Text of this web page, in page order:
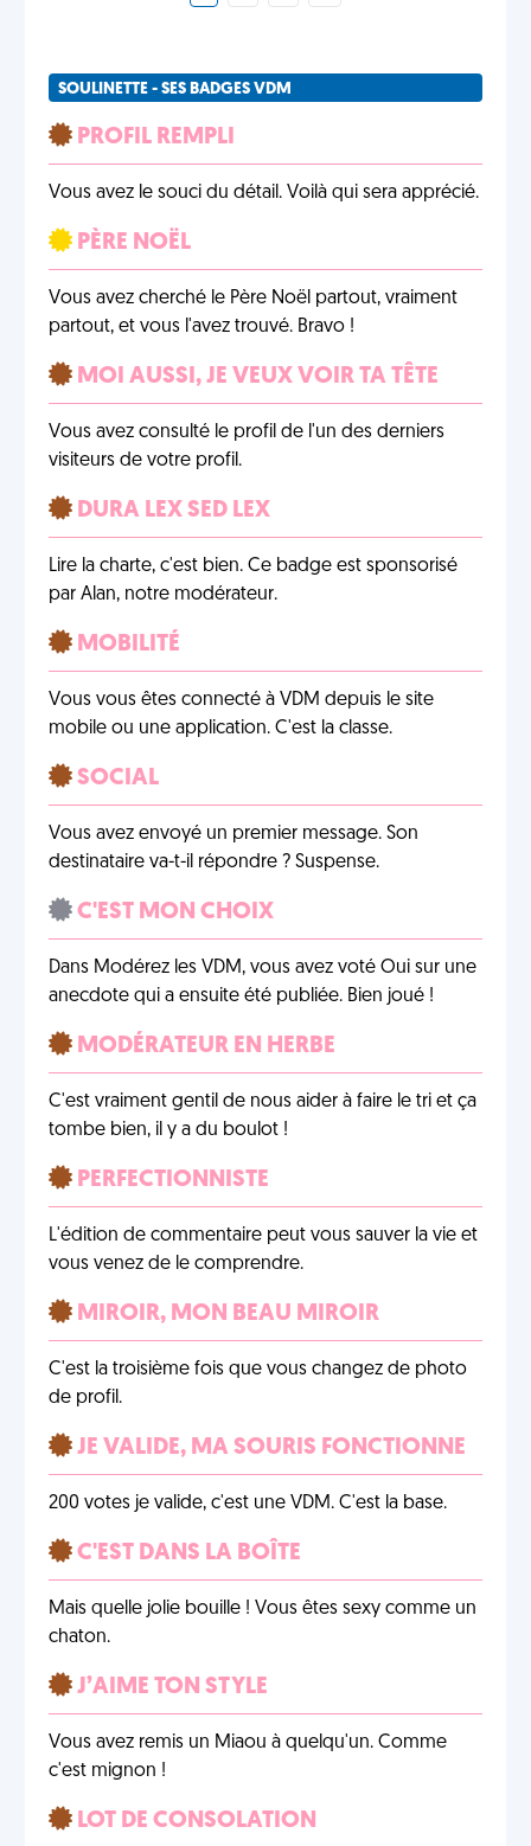
SOULINETTE - SES BADGES VDM
PROFIL REMPLI
Vous avez le souci du détail. Voilà qui sera apprécié.
PÈRE NOËL
Vous avez cherché le Père Noël partout, vraiment
partout, et vous l'avez trouvé. Bravo !
MOI AUSSI, JE VEUX VOIR TA TÊTE
Vous avez consulté le profil de l'un des derniers
visiteurs de votre profil.
DURA LEX SED LEX
Lire la charte, c'est bien. Ce badge est sponsorisé
par Alan, notre modérateur.
MOBILITÉ
Vous vous êtes connecté à VDM depuis le site
mobile ou une application. C'est la classe.
SOCIAL
Vous avez envoyé un premier message. Son
destinataire va-t-il répondre ? Suspense.
C'EST MON CHOIX
Dans Modérez les VDM, vous avez voté Oui sur une
anecdote qui a ensuite été publiée. Bien joué !
MODÉRATEUR EN HERBE
C'est vraiment gentil de nous aider à faire le tri et ça
tombe bien, il y a du boulot !
PERFECTIONNISTE
L'édition de commentaire peut vous sauver la vie et
vous venez de le comprendre.
MIROIR, MON BEAU MIROIR
C'est la troisième fois que vous changez de photo
de profil.
JE VALIDE, MA SOURIS FONCTIONNE
200 votes je valide, c'est une VDM. C'est la base.
C'EST DANS LA BOÎTE
Mais quelle jolie bouille ! Vous êtes sexy comme un
chaton.
J’AIME TON STYLE
Vous avez remis un Miaou à quelqu'un. Comme
c'est mignon !
LOT DE CONSOLATION